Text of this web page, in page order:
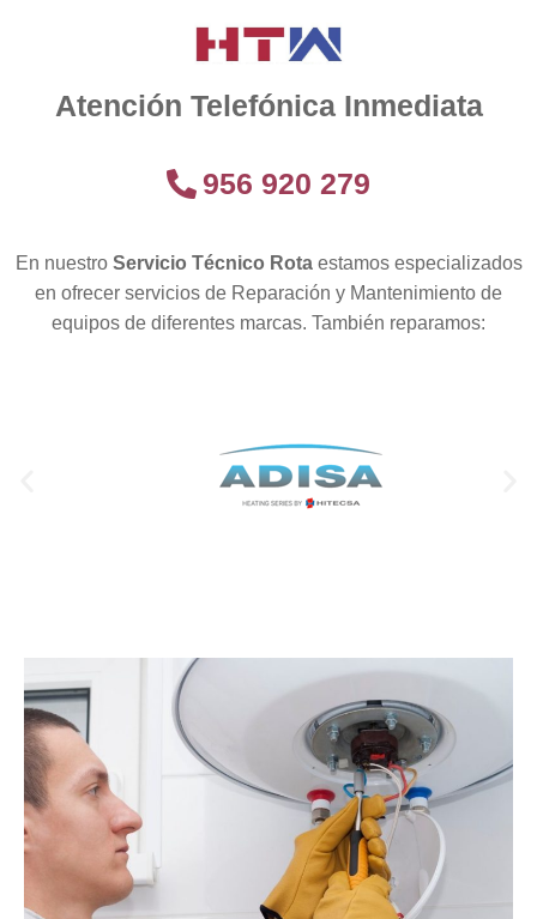
Atención Telefónica Inmediata
956 920 279
En nuestro Servicio Técnico Rotaestamos especializados
en ofrecer servicios de Reparación y Mantenimiento de
equipos de diferentes marcas. También reparamos: